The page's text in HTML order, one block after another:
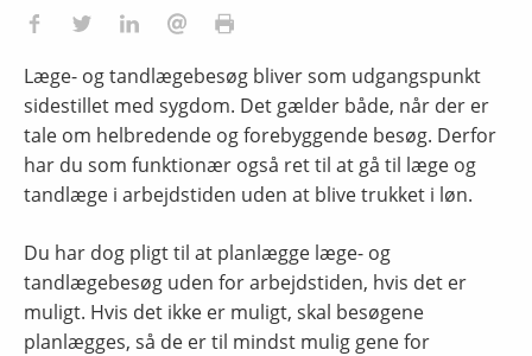
Læge- og tandlægebesøg bliver som udgangspunkt
sidestillet med sygdom. Det gælder både, når der er
tale om helbredende og forebyggende besøg. Derfor
har du som funktionær også ret til at gå til læge og
tandlæge i arbejdstiden uden at blive trukket i løn.
Du har dog pligt til at planlægge læge- og
tandlægebesøg uden for arbejdstiden, hvis det er
muligt. Hvis det ikke er muligt, skal besøgene
planlægges, så de er til mindst mulig gene for